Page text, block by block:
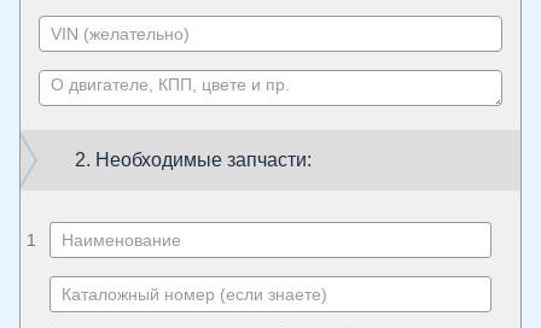
2. Необходимые запчасти:
1